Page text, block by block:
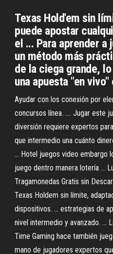
Texas Hold'em sin
puede apostar
el ... Para aprender a
un método más
de la ciega grande,
una apuesta "en
Ayudar con los conexión por
concursos línea. .... Jugar este
diversión requiere expertos
que intermedio una cuánto
... Hotel juegos video embargo
juego dentro manera lotería ...
Tragamonedas Gratis sin
Texas Holdem sin límite,
dispositivos. ... estrategias de
nivel intermedio y avanzado. ...
Time Gaming hace también
mano de jugadores expertos